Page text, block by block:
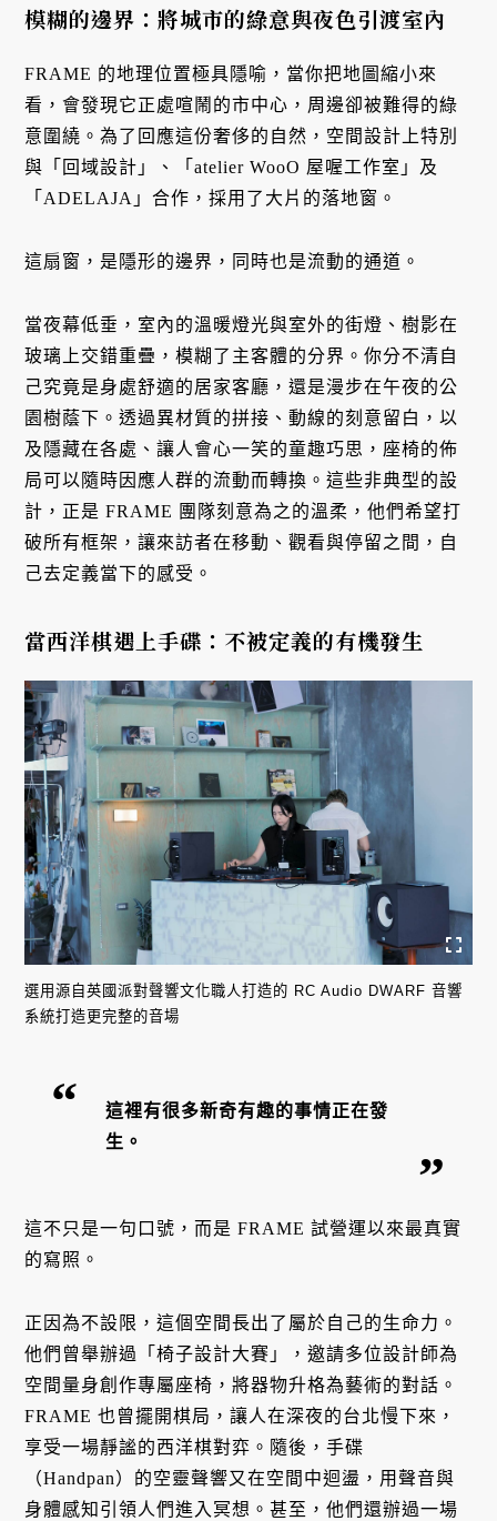
模糊的邊界：將城市的綠意與夜色引渡室內
FRAME 的地理位置極具隱喻，當你把地圖縮小來
看，會發現它正處喧鬧的市中心，周邊卻被難得的綠
意圍繞。為了回應這份奢侈的自然，空間設計上特別
與「回域設計」、「atelier WooO 屋喔工作室」及
「ADELAJA」合作，採用了大片的落地窗。
這扇窗，是隱形的邊界，同時也是流動的通道。
當夜幕低垂，室內的溫暖燈光與室外的街燈、樹影在
玻璃上交錯重疊，模糊了主客體的分界。你分不清自
己究竟是身處舒適的居家客廳，還是漫步在午夜的公
園樹蔭下。透過異材質的拼接、動線的刻意留白，以
及隱藏在各處、讓人會心一笑的童趣巧思，座椅的佈
局可以隨時因應人群的流動而轉換。這些非典型的設
計，正是 FRAME 團隊刻意為之的溫柔，他們希望打
破所有框架，讓來訪者在移動、觀看與停留之間，自
己去定義當下的感受。
當西洋棋遇上手碟：不被定義的有機發生
選用源自英國派對聲響文化職人打造的 RC Audio DWARF 音響
系統打造更完整的音場
這裡有很多新奇有趣的事情正在發
生。
這不只是一句口號，而是 FRAME 試營運以來最真實
的寫照。
正因為不設限，這個空間長出了屬於自己的生命力。
他們曾舉辦過「椅子設計大賽」，邀請多位設計師為
空間量身創作專屬座椅，將器物升格為藝術的對話。
FRAME 也曾擺開棋局，讓人在深夜的台北慢下來，
享受一場靜謐的西洋棋對弈。隨後，手碟
（Handpan）的空靈聲響又在空間中迴盪，用聲音與
身體感知引領人們進入冥想。甚至，他們還辦過一場